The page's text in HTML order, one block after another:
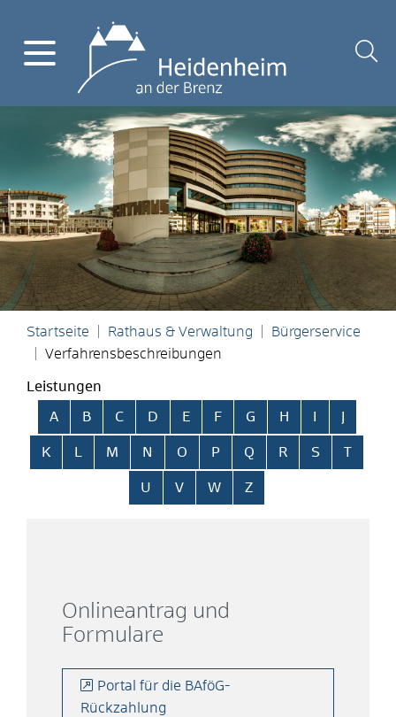
Startseite Rathaus & Verwaltung
Bürgerservice
Verfahrensbeschreibungen
Leistungen
Alphabetisches Register überspringen
A B C D E F G H
K L M N O P Q R S T
U V W Z
Onlineantrag und
Formulare
Portal für die BAföG-
Rückzahlung